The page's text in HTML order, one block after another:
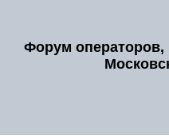
Форум операторов,